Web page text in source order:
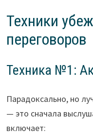
Техники
переговоров
Техника №1:
Парадоксально, но
— это сначала
включает: